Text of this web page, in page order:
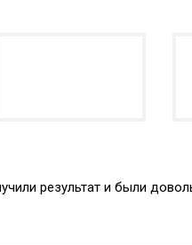
результат и были